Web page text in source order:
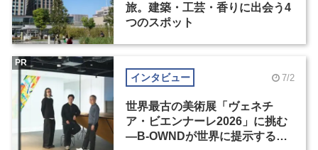
旅。建築・工芸・香りに出会う4
つのスポット
インタビュー 7/2
世界最古の美術展「ヴェネチ
ア・ビエンナーレ2026」に挑む
―B-OWNDが世界に提示する美
PR